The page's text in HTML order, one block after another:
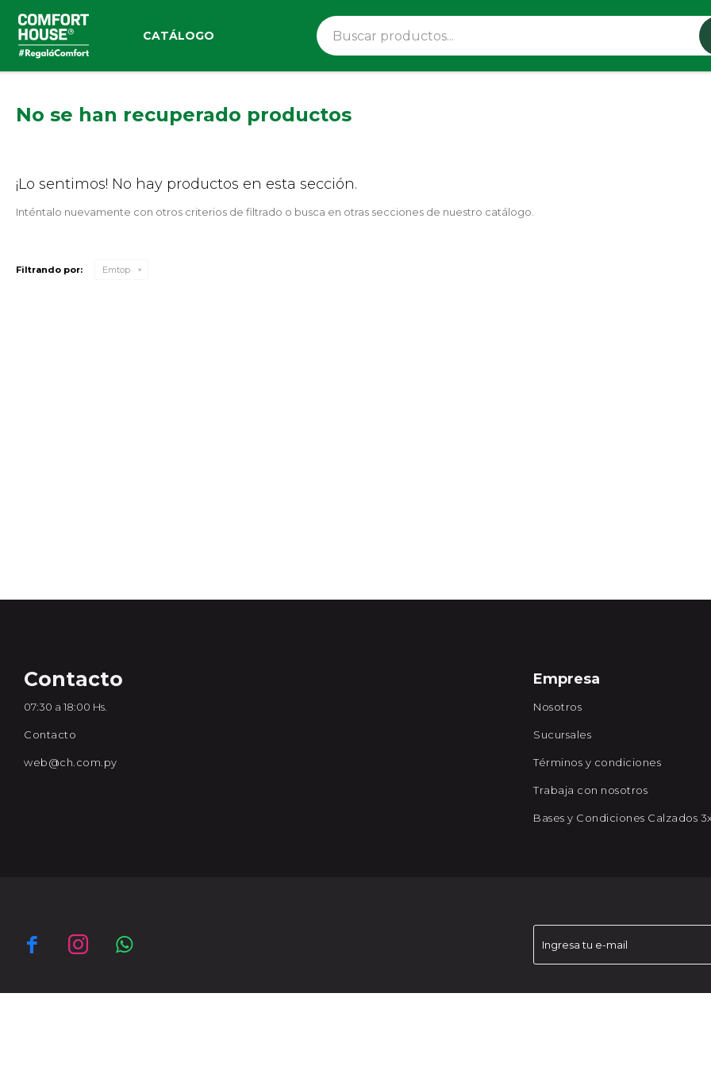
CATÁLOGO
No se han recuperado productos
¡Lo sentimos! No hay productos en esta sección.
Inténtalo nuevamente con otros criterios de filtrado o busca en otras secciones de nuestro catálogo.
Filtrando por: Emtop
  
Contacto
07:30 a 18:00 Hs.
Contacto
web@ch.com.py
Empresa
Nosotros
Sucursales
Términos y condiciones
Trabaja con nosotros
Bases y Condiciones Calzados